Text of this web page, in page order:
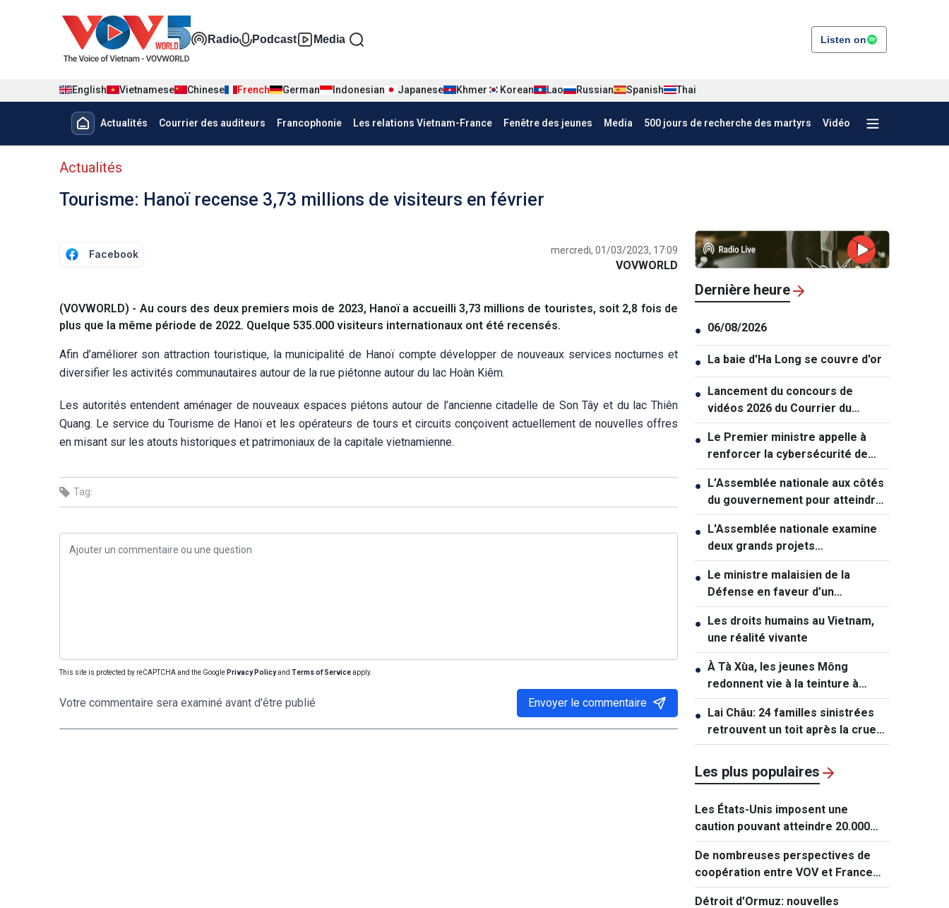
Đa phương tiện tiếng Pháp
Radio Podcast Media Listen on
English Vietnamese Chinese French German Indonesian Japanese Khmer Korean Lao Russian Spanish Thai
Menu trang chủ tiếng Pháp
Actualités Courrier des auditeurs Francophonie Les relations Vietnam-France Fenêtre des jeunes Media 500 jours de recherche des martyrs Vidéo
menu phụ tiếng Pháp
Actualités
Tourisme: Hanoï recense 3,73 millions de visiteurs en février
Facebook mercredi, 01/03/2023, 17:09
VOVWORLD
(VOVWORLD) - Au cours des deux premiers mois de 2023, Hanoï a accueilli 3,73 millions de touristes, soit 2,8 fois de
plus que la même période de 2022. Quelque 535.000 visiteurs internationaux ont été recensés.
Afin d’améliorer son attraction touristique, la municipalité de Hanoï compte développer de nouveaux services nocturnes et
diversifier les activités communautaires autour de la rue piétonne autour du lac Hoàn Kiêm.
Les autorités entendent aménager de nouveaux espaces piétons autour de l’ancienne citadelle de Son Tây et du lac Thiên
Quang. Le service du Tourisme de Hanoï et les opérateurs de tours et circuits conçoivent actuellement de nouvelles offres
en misant sur les atouts historiques et patrimoniaux de la capitale vietnamienne.
Tag:
This site is protected by reCAPTCHA and the Google Privacy Policyand Terms of Serviceapply.
Votre commentaire sera examiné avant d'être publié Envoyer le commentaire
Dernière heure
● 06/08/2026
● La baie d'Ha Long se couvre d'or
● Lancement du concours de
vidéos 2026 du Courrier du
Vietnam: "La paix et la jeunesse"
● Le Premier ministre appelle à
renforcer la cybersécurité de
manière coordonnée
● L’Assemblée nationale aux côtés
du gouvernement pour atteindre
une croissance à deux chiffres
● L'Assemblée nationale examine
deux grands projets
d'infrastructures pour soutenir la
croissance
● Le ministre malaisien de la
Défense en faveur d’un
rapprochement avec le Vietnam
● Les droits humains au Vietnam,
une réalité vivante
● À Tà Xùa, les jeunes Mông
redonnent vie à la teinture à
l’indigo
● Lai Châu: 24 familles sinistrées
retrouvent un toit après la crue
de Muong Than
Les plus populaires
Les États-Unis imposent une
caution pouvant atteindre 20.000
dollars pour les demandes de visa
de ressortissants de 50 pays
De nombreuses perspectives de
coopération entre VOV et France
Médias Monde
Détroit d'Ormuz: nouvelles